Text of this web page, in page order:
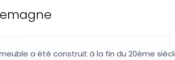
a été construit à la fin du 20ème